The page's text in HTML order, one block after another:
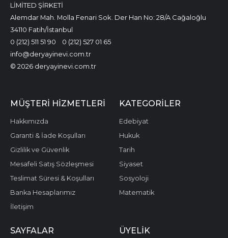
LİMİTED ŞİRKETİ
Alemdar Mah. Molla Fenari Sok. Der Han No: 28/A Cağaloğlu
34110 Fatih/İstanbul
0 (212) 511 51 90
0 (212) 527 01 65
info@deryayinevi.com.tr
© 2026 deryayinevi.com.tr
MÜŞTERI HIZMETLERI
Hakkımızda
Garanti & İade Koşulları
Gizlilik ve Güvenlik
Mesafeli Satış Sözleşmesi
Teslimat Süresi & Koşulları
Banka Hesaplarımız
İletişim
KATEGORILER
Edebiyat
Hukuk
Tarih
Siyaset
Sosyoloji
Matematik
SAYFALAR ÜYELIK